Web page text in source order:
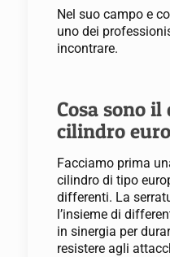
Nel suo campo e
uno dei
incontrare.
Cosa sono
cilindro
Facciamo prima
cilindro di tipo
differenti. La
l’insieme di
in sinergia per
resistere agli